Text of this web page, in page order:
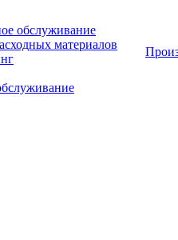
обслуживание
материалов